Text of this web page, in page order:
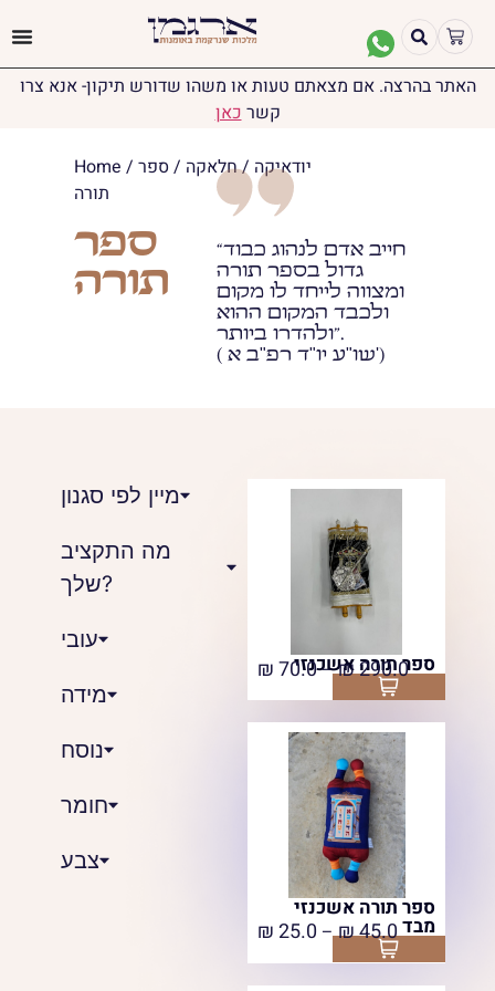
האתר בהרצה. אם מצאתם טעות או משהו שדורש תיקון- אנא צרו
קשרכאן
Home / יודאיקה /חלאקה / ספר
תורה
ספר
תורה
“חייב אדם לנהוג כבוד
גדול בספר תורה
ומצווה לייחד לו מקום
ולכבד המקום ההוא
ולהדרו ביותר”.
( שו"ע יו"ד רפ"ב א')
מיין לפי סגנון
מה התקציב
שלך?
עובי
מידה
נוסח
חומר
צבע
ספר תורה אשכנזי ₪70.0–₪290.0
Select options
ספר תורה אשכנזי
מבד ₪25.0 –₪45.0
Select options